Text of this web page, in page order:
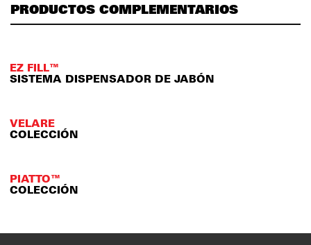
PRODUCTOS COMPLEMENTARIOS
EZ FILL™
SISTEMA DISPENSADOR DE JABÓN
VELARE
COLECCIÓN
PIATTO™
COLECCIÓN